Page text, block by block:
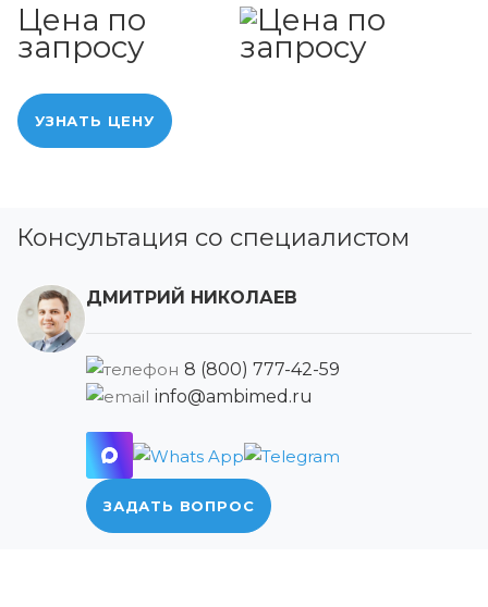
Цена по
запросу
УЗНАТЬ ЦЕНУ
Консультация со специалистом
ДМИТРИЙ НИКОЛАЕВ
8 (800) 777-42-59
info@ambimed.ru
ЗАДАТЬ ВОПРОС